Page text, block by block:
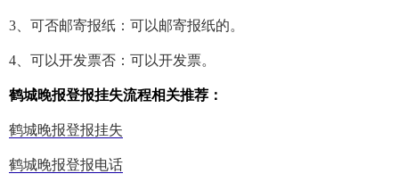
3、可否邮寄报纸：可以邮寄报纸的。
4、可以开发票否：可以开发票。
鹤城晚报登报挂失流程相关推荐：
鹤城晚报登报挂失
鹤城晚报登报电话